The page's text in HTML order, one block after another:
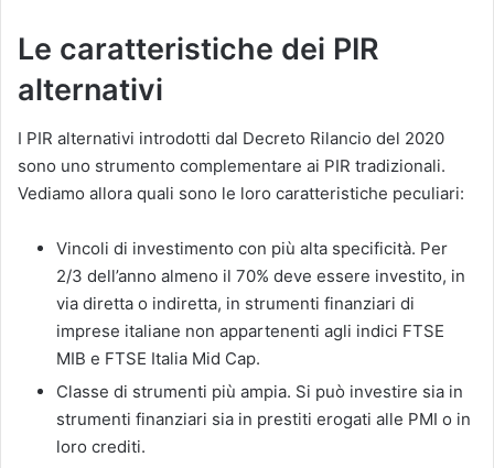
Le caratteristiche dei PIR
alternativi
I PIR alternativi introdotti dal Decreto Rilancio del 2020
sono uno strumento complementare ai PIR tradizionali.
Vediamo allora quali sono le loro caratteristiche peculiari:
Vincoli di investimento con più alta specificità. Per
2/3 dell’anno almeno il 70% deve essere investito, in
via diretta o indiretta, in strumenti finanziari di
imprese italiane non appartenenti agli indici FTSE
MIB e FTSE Italia Mid Cap.
Classe di strumenti più ampia. Si può investire sia in
strumenti finanziari sia in prestiti erogati alle PMI o in
loro crediti.